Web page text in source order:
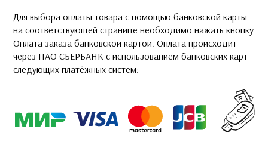
Для выбора оплаты товара с помощью банковской карты
на соответствующей странице необходимо нажать кнопку
Оплата заказа банковской картой. Оплата происходит
через ПАО СБЕРБАНК с использованием банковских карт
следующих платёжных систем: